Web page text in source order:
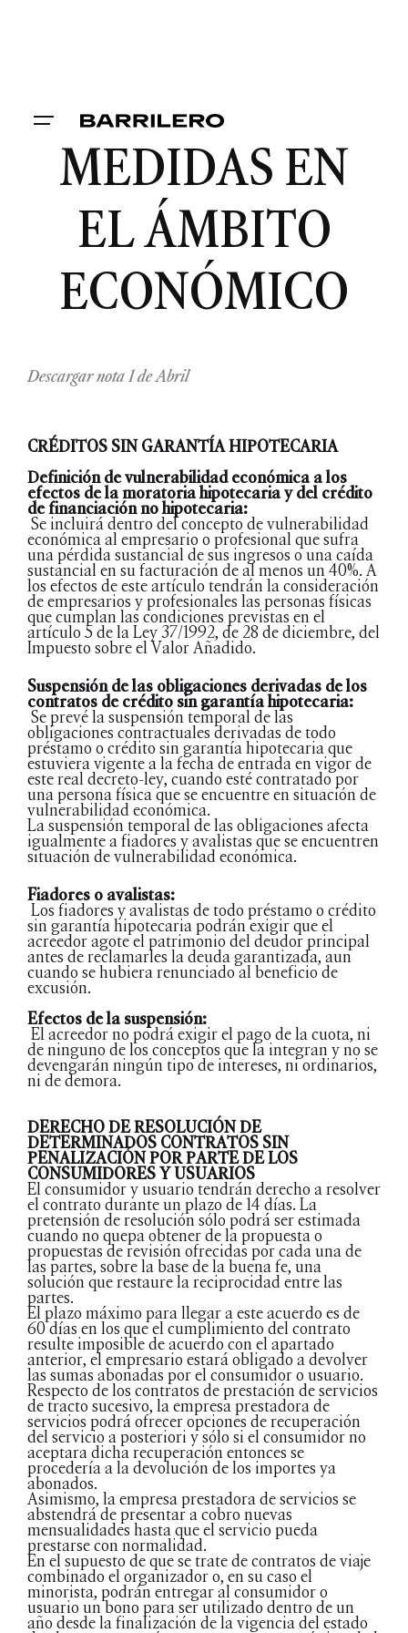
MEDIDAS EN
EL ÁMBITO
ECONÓMICO
Descargar nota 1 de Abril
CRÉDITOS SIN GARANTÍA HIPOTECARIA
Definición de vulnerabilidad económica a los
efectos de la moratoria hipotecaria y del crédito
de financiación no hipotecaria:
Se incluirá dentro del concepto de vulnerabilidad
económica al empresario o profesional que sufra
una pérdida sustancial de sus ingresos o una caída
sustancial en su facturación de al menos un 40%. A
los efectos de este artículo tendrán la consideración
de empresarios y profesionales las personas físicas
que cumplan las condiciones previstas en el
artículo 5 de la Ley 37/1992, de 28 de diciembre, del
Impuesto sobre el Valor Añadido.
Suspensión de las obligaciones derivadas de los
contratos de crédito sin garantía hipotecaria:
Se prevé la suspensión temporal de las
obligaciones contractuales derivadas de todo
préstamo o crédito sin garantía hipotecaria que
estuviera vigente a la fecha de entrada en vigor de
este real decreto-ley, cuando esté contratado por
una persona física que se encuentre en situación de
vulnerabilidad económica.
La suspensión temporal de las obligaciones afecta
igualmente a fiadores y avalistas que se encuentren
situación de vulnerabilidad económica.
Fiadores o avalistas:
Los fiadores y avalistas de todo préstamo o crédito
sin garantía hipotecaria podrán exigir que el
acreedor agote el patrimonio del deudor principal
antes de reclamarles la deuda garantizada, aun
cuando se hubiera renunciado al beneficio de
excusión.
Efectos de la suspensión:
El acreedor no podrá exigir el pago de la cuota, ni
de ninguno de los conceptos que la integran y no se
devengarán ningún tipo de intereses, ni ordinarios,
ni de demora.
DERECHO DE RESOLUCIÓN DE
DETERMINADOS CONTRATOS SIN
PENALIZACIÓN POR PARTE DE LOS
CONSUMIDORES Y USUARIOS
El consumidor y usuario tendrán derecho a resolver
el contrato durante un plazo de 14 días. La
pretensión de resolución sólo podrá ser estimada
cuando no quepa obtener de la propuesta o
propuestas de revisión ofrecidas por cada una de
las partes, sobre la base de la buena fe, una
solución que restaure la reciprocidad entre las
partes.
El plazo máximo para llegar a este acuerdo es de
60 días en los que el cumplimiento del contrato
resulte imposible de acuerdo con el apartado
anterior, el empresario estará obligado a devolver
las sumas abonadas por el consumidor o usuario.
Respecto de los contratos de prestación de servicios
de tracto sucesivo, la empresa prestadora de
servicios podrá ofrecer opciones de recuperación
del servicio a posteriori y sólo si el consumidor no
aceptara dicha recuperación entonces se
procedería a la devolución de los importes ya
abonados.
Asimismo, la empresa prestadora de servicios se
abstendrá de presentar a cobro nuevas
mensualidades hasta que el servicio pueda
prestarse con normalidad.
En el supuesto de que se trate de contratos de viaje
combinado el organizador o, en su caso el
minorista, podrán entregar al consumidor o
usuario un bono para ser utilizado dentro de un
año desde la finalización de la vigencia del estado